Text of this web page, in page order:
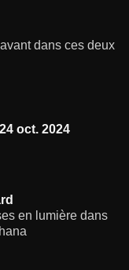
dans ces deux
oct. 2024
en lumière dans